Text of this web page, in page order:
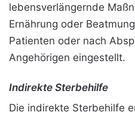
lebensverlängernde
Ernährung oder
Patienten oder nach
Angehörigen eingestellt.
Indirekte Sterbehilfe
Die indirekte Sterbehilfe